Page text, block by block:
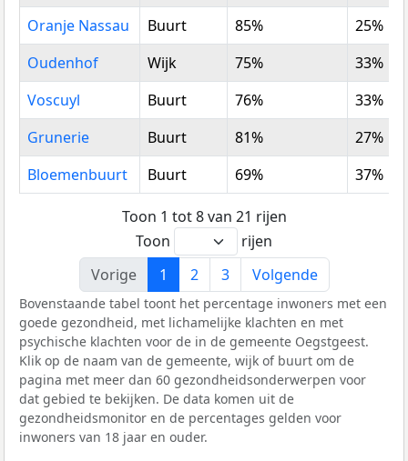
Oranje Nassau
Buurt 85%
25%
Oudenhof
Wijk 75%
33%
Voscuyl
Buurt 76%
33%
Grunerie
Buurt 81%
27%
Bloemenbuurt
Buurt 69% 37%
Toon 1 tot 8 van 21 rijen
Toon
rijen
Vorige
1 2 3 Volgende
Bovenstaande tabel toont het percentage inwoners met een
goede gezondheid, met lichamelijke klachten en met
psychische klachten voor de in de gemeente Oegstgeest.
Klik op de naam van de gemeente, wijk of buurt om de
pagina met meer dan 60 gezondheidsonderwerpen voor
dat gebied te bekijken. De data komen uit de
gezondheidsmonitor en de percentages gelden voor
inwoners van 18 jaar en ouder.